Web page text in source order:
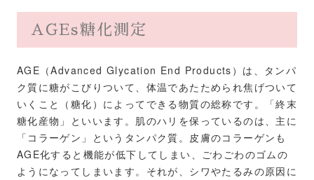
AGEs糖化測定
AGE（Advanced Glycation End Products）は、タンパ
ク質に糖がこびりついて、体温であたためられ焦げついて
いくこと（糖化）によってできる物質の総称です。「終末
糖化産物」といいます。肌のハリを保っているのは、主に
「コラーゲン」というタンパク質。皮膚のコラーゲンも
AGE化すると機能が低下してしまい、ごわごわのゴムの
ようになってしまいます。それが、シワやたるみの原因に